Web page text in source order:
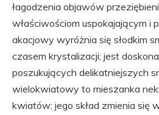
łagodzenia objawów
właściwościom uspokajającym i
akacjowy wyróżnia się słodkim
czasem krystalizacji; jest
poszukujących delikatniejszych
wielokwiatowy to mieszanka
kwiatów; jego skład zmienia się